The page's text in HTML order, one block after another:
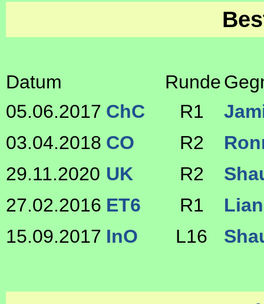
Datum Runde
05.06.2017 ChC R1
03.04.2018 CO R2
29.11.2020 UK R2
27.02.2016 ET6 R1
15.09.2017 InO L16